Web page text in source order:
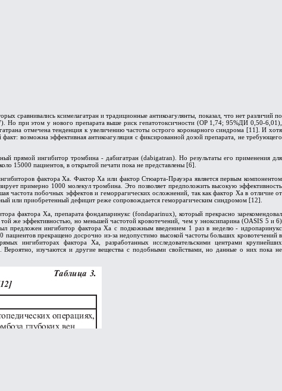
сравнивались ксимелагатран и традиционные антикоагулянты, показал, что нет различий по
при этом у нового препарата выше риск гепатотоксичности (ОР 1,74; 95%ДИ 0,50-6,01),
отмечена тенденция к увеличению частоты острого коронарного синдрома [11]. И хотя
возможна эффективная антикоагуляция с фиксированной дозой препарата, не требующего
прямой ингибитор тромбина - дабигатран (dabigatran). Но результаты его применения для
15000 пациентов, в открытой печати пока не представлены [6].
фактора Xa. Фактор Xa или фактор Стюарта-Прауэра является первым компонентом
примерно 1000 молекул тромбина. Это позволяет предположить высокую эффективность
частота побочных эффектов и геморрагических осложнений, так как фактор Xa в отличие от
или приобретенный дефицит реже сопровождается геморрагическим синдромом [12].
фактора Ха, препарата фондапаринукс (fondaparinux), который прекрасно зарекомендовал
же эффективностью, но меньшей частотой кровотечений, чем у эноксипарина (OASIS 5 и 6)
предложен ингибитор фактора Xa с подкожным введением 1 раз в неделю - идропаринукс
прекращено досрочно из-за недопустимо высокой частоты больших кровотечений в
ингибиторах фактора Xa, разработанных исследовательскими центрами крупнейших
изучаются и другие вещества с подобными свойствами, но данные о них пока не